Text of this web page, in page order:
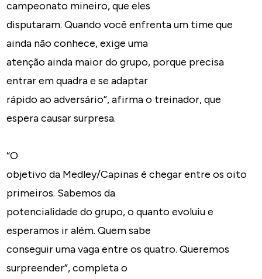
campeonato mineiro, que eles
disputaram. Quando você enfrenta um time que
ainda não conhece, exige uma
atenção ainda maior do grupo, porque precisa
entrar em quadra e se adaptar
rápido ao adversário”, afirma o treinador, que
espera causar surpresa.
“O
objetivo da Medley/Capinas é chegar entre os oito
primeiros. Sabemos da
potencialidade do grupo, o quanto evoluiu e
esperamos ir além. Quem sabe
conseguir uma vaga entre os quatro. Queremos
surpreender”, completa o